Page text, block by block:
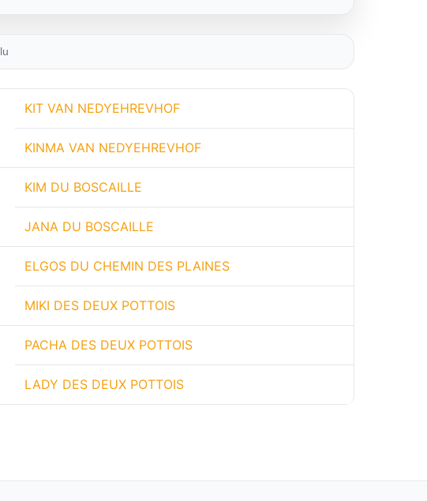
KIT VAN NEDYEHREVHOF
KINMA VAN NEDYEHREVHOF
KIM DU BOSCAILLE
JANA DU BOSCAILLE
ELGOS DU CHEMIN DES PLAINES
MIKI DES DEUX POTTOIS
PACHA DES DEUX POTTOIS
LADY DES DEUX POTTOIS